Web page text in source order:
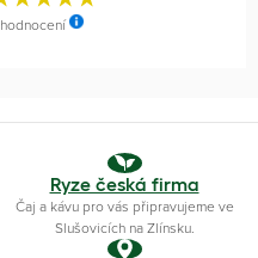
hodnocení
Ryze česká firma
Čaj a kávu pro vás připravujeme ve
Slušovicích na Zlínsku.